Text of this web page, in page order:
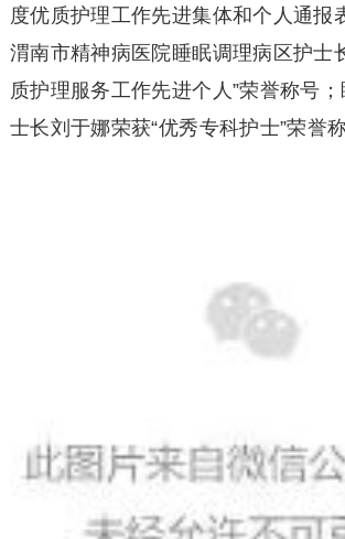
度优质护理工作先进集体和个人通报
渭南市精神病医院睡眠调理病区护士
质护理服务工作先进个人”荣誉称号
士长刘于娜荣获“优秀专科护士”荣誉称